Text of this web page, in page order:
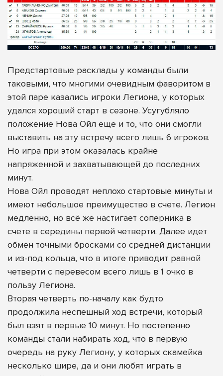
Предстартовые расклады у команды были
таковыми, что многими очевидным фаворитом в
этой паре казались игроки Легиона, у которых
удался хороший старт в сезоне. Усугубляло
положение Нова Ойл еще и то, что они смогли
выставить на эту встречу всего лишь 6 игроков.
Но игра при этом оказалась крайне
напряженной и захватывающей до последних
минут.
Нова Ойл проводят неплохо стартовые минуты и
имеют небольшое преимущество в счете. Легион
медленно, но всё же настигает соперника в
счете в середины первой четверти. Далее идет
обмен точными бросками со средней дистанции
и из-под кольца, что в итоге приводит равной
четверти с перевесом всего лишь в 1 очко в
пользу Легиона.
Вторая четверть по-началу как будто
продолжила неспешный ход встречи, который
был взят в первые 10 минут. Но постепенно
команды стали набирать ход, что в первую
очередь на руку Легиону, у которых скамейка
несколько шире, да и они любят играть в